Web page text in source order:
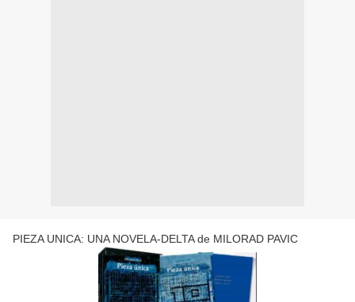
PIEZA UNICA: UNA NOVELA-DELTA de MILORAD PAVIC